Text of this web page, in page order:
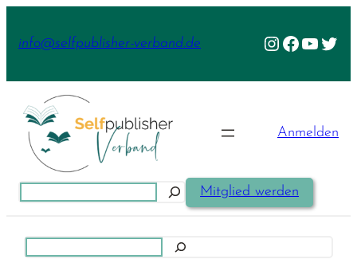
Inhalt
info@selfpublisher-verband.de Instagram
Facebook
Anmelden
Mitglied werden